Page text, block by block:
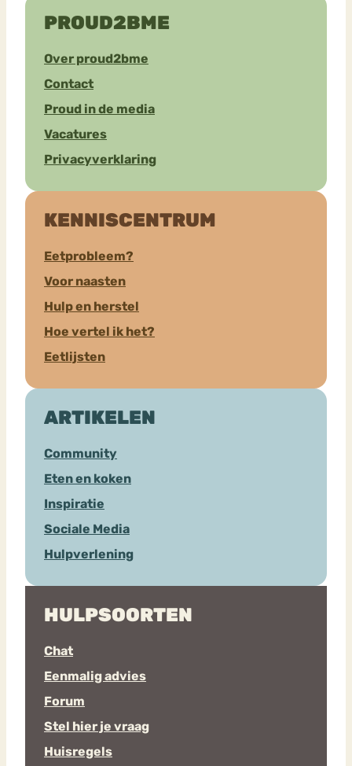
PROUD2BME
Over proud2bme
Contact
Proud in de media
Vacatures
Privacyverklaring
KENNISCENTRUM
Eetprobleem?
Voor naasten
Hulp en herstel
Hoe vertel ik het?
Eetlijsten
ARTIKELEN
Community
Eten en koken
Inspiratie
Sociale Media
Hulpverlening
HULPSOORTEN
Chat
Eenmalig advies
Forum
Stel hier je vraag
Huisregels